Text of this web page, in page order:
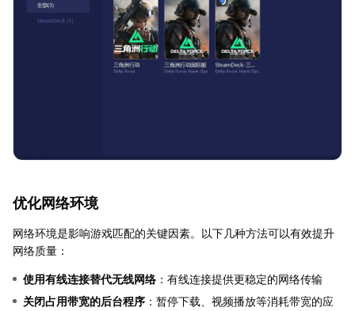
优化网络环境
网络环境是影响游戏匹配的关键因素。以下几种方法可以有效提升
网络质量：
使用有线连接替代无线网络 ：有线连接提供更稳定的网络传输
关闭占用带宽的后台程序 ：暂停下载、视频播放等消耗带宽的应